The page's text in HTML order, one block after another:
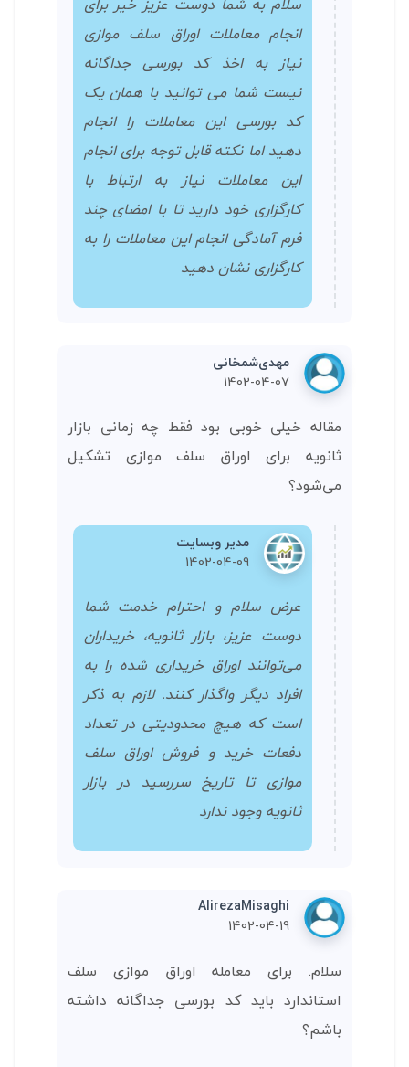
انجام معاملات اوراق سلف موازی
نیاز به اخذ کد بورسی جداگانه
نیست شما می توانید با همان یک
کد بورسی این معاملات را انجام
دهید اما نکته قابل توجه برای انجام
این معاملات نیاز به ارتباط با
کارگزاری خود دارید تا با امضای چند
فرم آمادگی انجام این معاملات را به
کارگزاری نشان دهید
مهدی‌شمخانی
1402-04-07
مقاله خیلی خوبی بود فقط چه زمانی بازار
ثانویه برای اوراق سلف موازی تشکیل
می‌شود؟
مدیر وبسایت
1402-04-09
عرض سلام و احترام خدمت شما
دوست عزیز، بازار ثانویه، خریداران
می‌توانند اوراق خریداری شده را به
افراد دیگر واگذار کنند. لازم به ذکر
است که هیچ محدودیتی در تعداد
دفعات خرید و فروش اوراق سلف
موازی تا تاریخ سررسید در بازار
ثانویه وجود ندارد
AlirezaMisaghi
1402-04-19
سلام. برای معامله اوراق موازی سلف
استاندارد باید کد بورسی جداگانه داشته
باشم؟